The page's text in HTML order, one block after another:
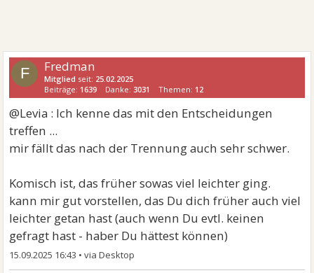
F Fredman
Mitglied seit: 25.02.2025
Beiträge: 1639 Danke:3031 Themen: 12
@Levia : Ich kenne das mit den Entscheidungen
treffen ...
mir fällt das nach der Trennung auch sehr schwer.
Komisch ist, das früher sowas viel leichter ging.
kann mir gut vorstellen, das Du dich früher auch viel
leichter getan hast (auch wenn Du evtl. keinen
gefragt hast - haber Du hättest können)
15.09.2025 16:43 •